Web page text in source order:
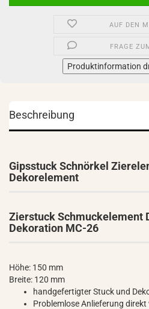
AUF DEN
FRAGE
Produktinformation
Beschreibung
Gipsstuck Schnörkel
Dekorelement
Zierstuck Schmuckelement
Dekoration MC-26
Höhe: 150 mm
Breite: 120 mm
handgefertigter Stuck und
Problemlose Anlieferung